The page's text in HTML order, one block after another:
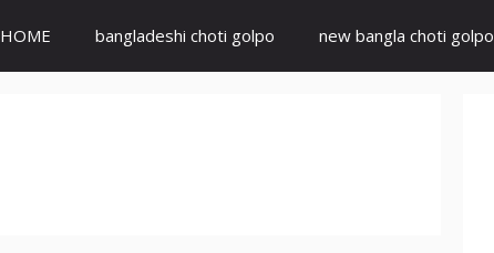
HOME bangladeshi choti golpo new bangla choti golpo